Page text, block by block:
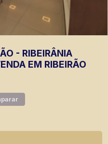
- RIBEIRÂNIA
EM RIBEIRÃO